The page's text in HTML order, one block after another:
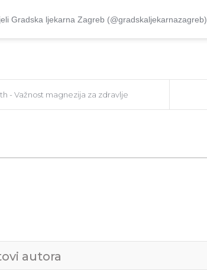
Gradska ljekarna Zagreb (@gradskaljekarnazagreb)
- Važnost magnezija za zdravlje
ovog autora
autora